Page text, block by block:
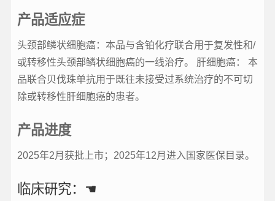
产品适应症
头颈部鳞状细胞癌：本品与含铂化疗联合用于复发性和/
或转移性头颈部鳞状细胞癌的一线治疗。 肝细胞癌： 本
品联合贝伐珠单抗用于既往未接受过系统治疗的不可切
除或转移性肝细胞癌的患者。
产品进度
2025年2月获批上市；2025年12月进入国家医保目录。
临床研究：☚